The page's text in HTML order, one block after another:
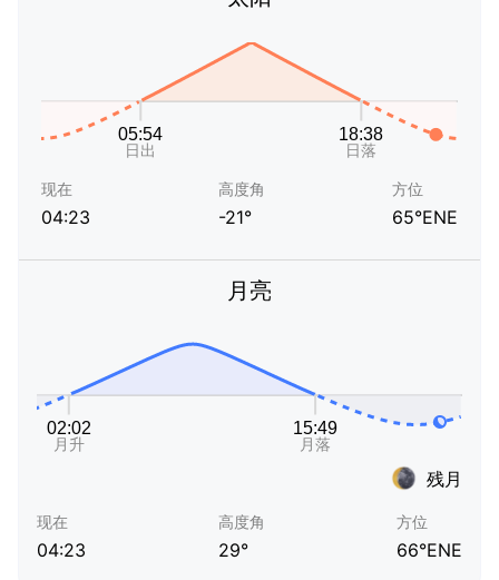
现在
04:23
高度角
-21°
方位
65°ENE
月亮
残月
现在
04:23
高度角
29°
方位
66°ENE